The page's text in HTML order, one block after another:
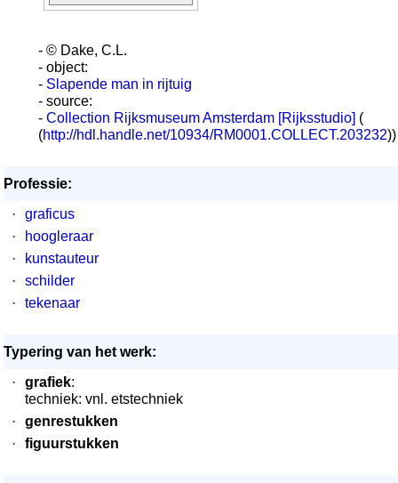
- © Dake, C.L.
- object:
- Slapende man in rijtuig
- source:
- Collection Rijksmuseum Amsterdam [Rijksstudio] (
(http://hdl.handle.net/10934/RM0001.COLLECT.203232))
Professie:
·
graficus
·
hoogleraar
·
kunstauteur
·
schilder
·
tekenaar
Typering van het werk:
·
grafiek:
techniek: vnl. etstechniek
·
genrestukken
·
figuurstukken